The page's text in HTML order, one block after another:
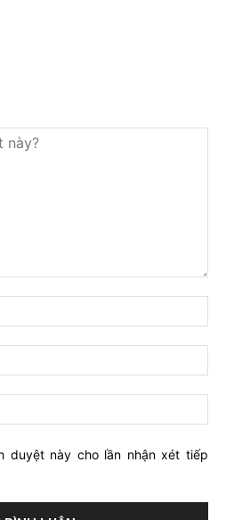
duyệt này cho lần nhận xét tiếp